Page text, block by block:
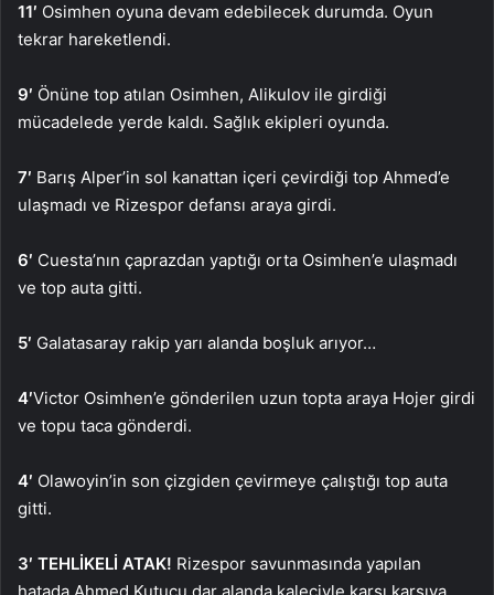
11′ Osimhen oyuna devam edebilecek durumda. Oyun
tekrar hareketlendi.
9′ Önüne top atılan Osimhen, Alikulov ile girdiği
mücadelede yerde kaldı. Sağlık ekipleri oyunda.
7′ Barış Alper’in sol kanattan içeri çevirdiği top Ahmed’e
ulaşmadı ve Rizespor defansı araya girdi.
6′ Cuesta’nın çaprazdan yaptığı orta Osimhen’e ulaşmadı
ve top auta gitti.
5′ Galatasaray rakip yarı alanda boşluk arıyor…
4′Victor Osimhen’e gönderilen uzun topta araya Hojer girdi
ve topu taca gönderdi.
4′ Olawoyin’in son çizgiden çevirmeye çalıştığı top auta
gitti.
3′ TEHLİKELİ ATAK! Rizespor savunmasında yapılan